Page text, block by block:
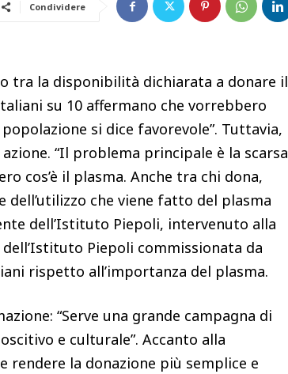
Condividere
tra la disponibilità dichiarata a donare il
su 10 affermano che vorrebbero
si dice favorevole”. Tuttavia,
“Il problema principale è la scarsa
cos’è il plasma. Anche tra chi dona,
dell’utilizzo che viene fatto del plasma
dell’Istituto Piepoli, intervenuto alla
Piepoli commissionata da
rispetto all’importanza del plasma.
“Serve una grande campagna di
e culturale”. Accanto alla
rendere la donazione più semplice e